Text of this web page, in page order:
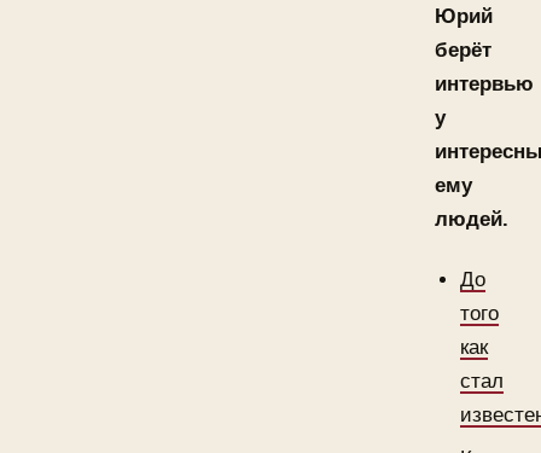
Юрий
берёт
интервью
у
ему
людей.
До
того
как
стал